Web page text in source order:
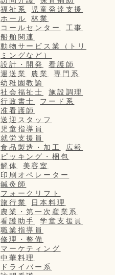
福祉系
児童発達支援
ホール
林業
コールセンター
工事
船舶関連
動物サービス業（トリ
ミングなど）
設計・開発
看護師
運送業
農業
専門系
幼稚園教諭
社会福祉士
施設調理
行政書士
フード系
准看護師
送迎スタッフ
児童指導員
就労支援員
食品製造・加工
広報
ピッキング・梱包
解体
美容室
印刷オペレーター
鍼灸師
フォークリフト
旅行業
日本料理
農業・第一次産業系
看護助手
学童支援員
職業指導員
修理・整備
マーケティング
中華料理
ドライバー系